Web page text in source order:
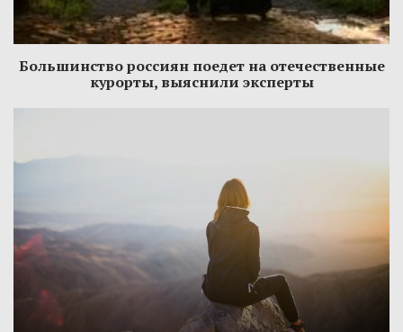
Большинство россиян поедет на отечественные
курорты, выяснили эксперты